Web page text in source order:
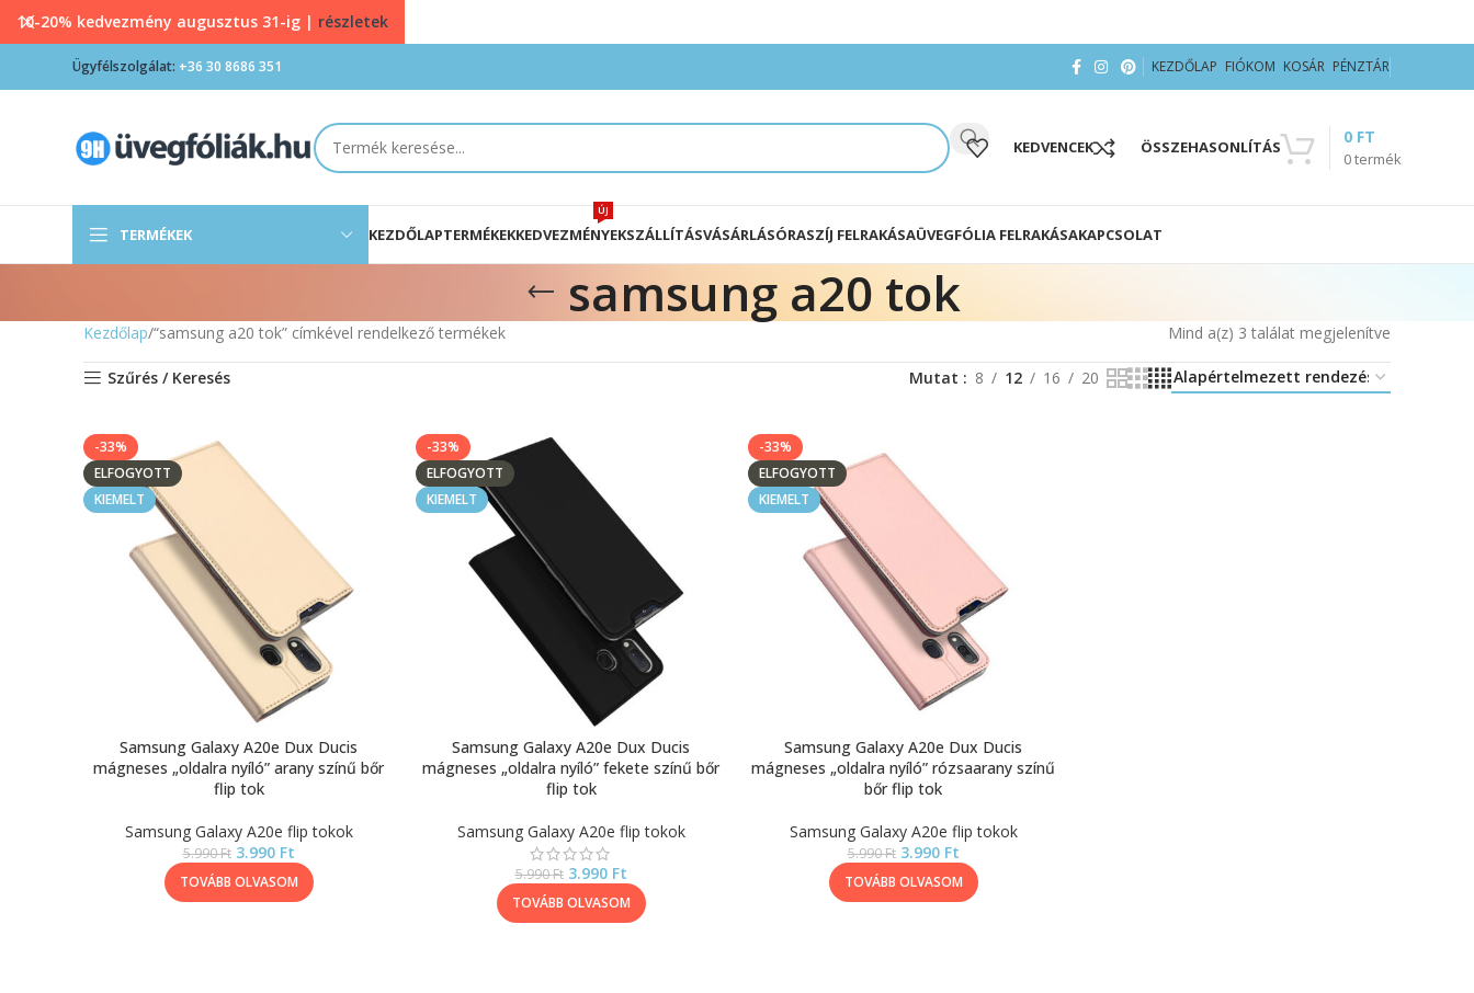
Ügyfélszolgálat: +36 30 8686 351 KEZDŐLAP FIÓKOM KOSÁR PÉNZTÁR
KEDVENCEK ÖSSZEHASONLÍTÁS
0termék
0 FT
TERMÉKEK KEZDŐLAPTERMÉKEKKEDVEZMÉNYEK
ÚJ
SZÁLLÍTÁSVÁSÁRLÁSÓRASZÍJ FELRAKÁSAÜVEGFÓLIA FELRAKÁSAKAPCSOLAT
samsung a20 tok
Kezdőlap “samsung a20 tok” címkével rendelkező termékek Mind a(z) 3 találat megjelenítve
Szűrés / Keresés Mutat 8 12 16 20
-33%
ELFOGYOTT
KIEMELT
Samsung Galaxy A20e Dux Ducis
mágneses „oldalra nyíló” arany színű bőr
flip tok
Samsung Galaxy A20e flip tokok
5.990Ft 3.990 Ft
TOVÁBB OLVASOM
-33%
ELFOGYOTT
KIEMELT
Samsung Galaxy A20e Dux Ducis
mágneses „oldalra nyíló” fekete színű bőr
flip tok
Samsung Galaxy A20e flip tokok
5.990Ft 3.990 Ft
TOVÁBB OLVASOM
-33%
ELFOGYOTT
KIEMELT
Samsung Galaxy A20e Dux Ducis
mágneses „oldalra nyíló” rózsaarany színű
bőr flip tok
Samsung Galaxy A20e flip tokok
5.990Ft 3.990 Ft
TOVÁBB OLVASOM
10-20% kedvezmény augusztus 31-ig | részletek